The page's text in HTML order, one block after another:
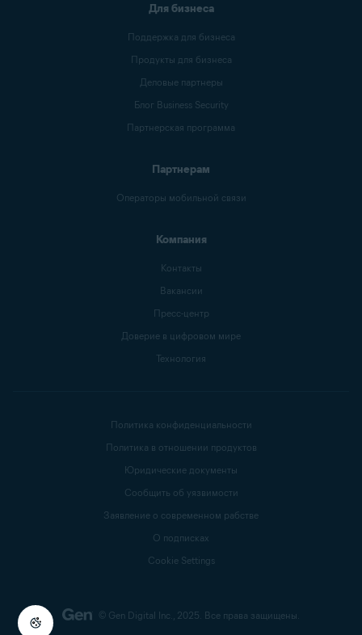
Для бизнеса
Поддержка для бизнеса
Продукты для бизнеса
Деловые партнеры
Блог Business Security
Партнерская программа
Партнерам
Операторы мобильной связи
Компания
Контакты
Вакансии
Пресс-центр
Доверие в цифровом мире
Технология
© Gen Digital Inc., 2025. Все права защищены.
Политика конфиденциальности
Политика в отношении продуктов
Юридические документы
Сообщить об уязвимости
Заявление о современном рабстве
О подписках
Cookie Settings